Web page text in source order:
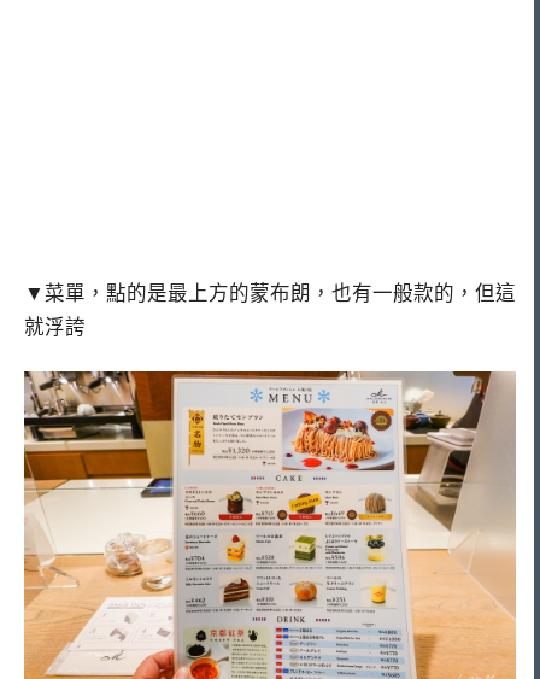
▼菜單，點的是最上方的蒙布朗，也有一般款的，但這
就浮誇